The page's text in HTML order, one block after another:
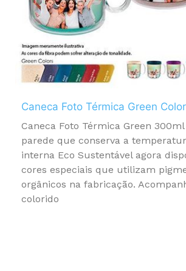
Caneca Foto Térmica Green
Caneca Foto Térmica Green
parede que conserva a
interna Eco Sustentável agora
cores especiais que utilizam
orgânicos na fabricação.
colorido